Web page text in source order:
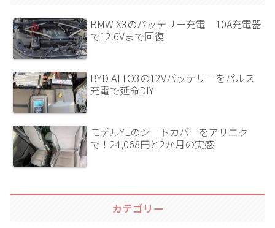
BMW X3のバッテリー充電｜10A充電器
で12.6Vまで回復
BYD ATTO3の12Vバッテリーをパルス
充電で延命DIY
モデルYLのシートカバーをアリエク
で！24,068円と2か月の実感
カテゴリー